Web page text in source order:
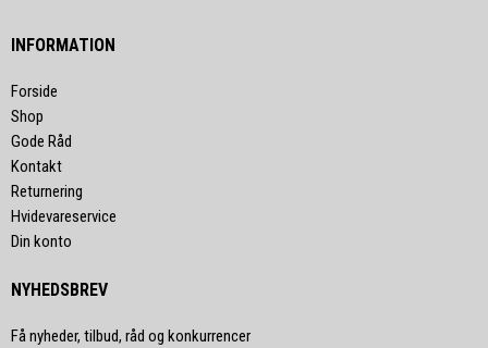
INFORMATION
Forside
Shop
Gode Råd
Kontakt
Returnering
Hvidevareservice
Din konto
NYHEDSBREV
Få nyheder, tilbud, råd og konkurrencer